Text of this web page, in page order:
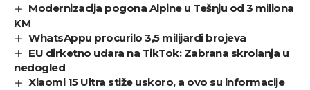
Modernizacija pogona Alpine u Tešnju od 3 miliona
KM
WhatsAppu procurilo 3,5 milijardi brojeva
EU dirketno udara na TikTok: Zabrana skrolanja u
nedogled
Xiaomi 15 Ultra stiže uskoro, a ovo su informacije